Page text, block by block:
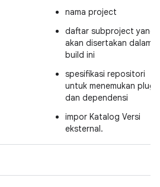
nama project
daftar subproject yang
akan disertakan dalam
build ini
spesifikasi repositori
untuk menemukan
dan dependensi
impor Katalog Versi
eksternal.